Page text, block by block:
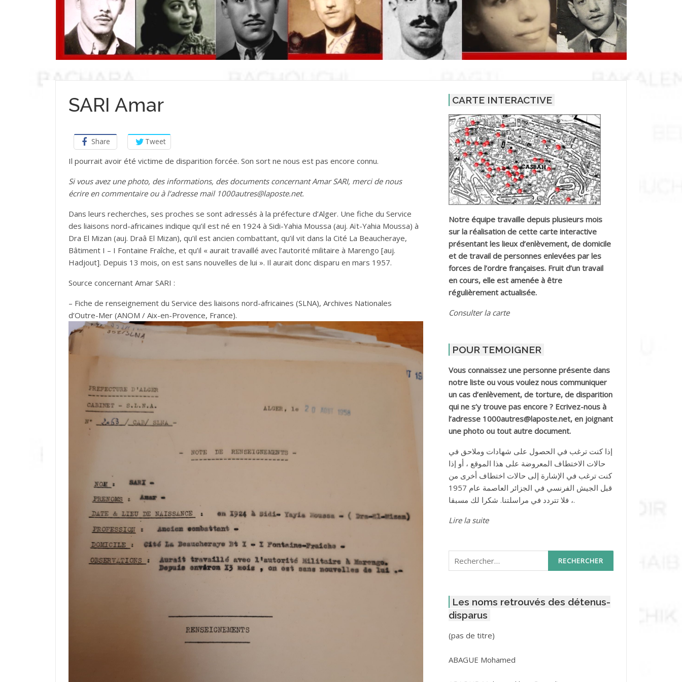
SARI Amar
Share Tweet
Il pourrait avoir été victime de disparition forcée. Son sort ne nous est pas encore connu.
Si vous avez une photo, des informations, des documents concernant Amar SARI, merci de nous
écrire en commentaire ou à l’adresse mail 1000autres@laposte.net.
Dans leurs recherches, ses proches se sont adressés à la préfecture d’Alger. Une fiche du Service
des liaisons nord-africaines indique qu’il est né en 1924 à Sidi-Yahia Moussa (auj. Aït-Yahia Moussa) à
Dra El Mizan (auj. Draâ El Mizan), qu’il est ancien combattant, qu’il vit dans la Cité La Beaucheraye,
Bâtiment I – I Fontaine Fraîche, et qu’il « aurait travaillé avec l’autorité militaire à Marengo [auj.
Hadjout]. Depuis 13 mois, on est sans nouvelles de lui ». Il aurait donc disparu en mars 1957.
Source concernant Amar SARI :
– Fiche de renseignement du Service des liaisons nord-africaines (SLNA), Archives Nationales
d’Outre-Mer (ANOM / Aix-en-Provence, France).
CARTE INTERACTIVE
Notre équipe travaille depuis plusieurs mois
sur la réalisation de cette carte interactive
présentant les lieux d’enlèvement, de domicile
et de travail de personnes enlevées par les
forces de l’ordre françaises. Fruit d’un travail
en cours, elle est amenée à être
régulièrement actualisée.
Consulter la carte
POUR TEMOIGNER
Vous connaissez une personne présente dans
notre liste ou vous voulez nous communiquer
un cas d’enlèvement, de torture, de disparition
qui ne s’y trouve pas encore ? Ecrivez-nous à
l’adresse 1000autres@laposte.net, en joignant
une photo ou tout autre document.
إذا كنت ترغب في الحصول على شهادات وملاحق في
حالات الاختطاف المعروضة على هذا الموقع ، أو إذا
كنت ترغب في الإشارة إلى حالات اختطاف أخرى من
قبل الجيش الفرنسي في الجزائر العاصمة عام 1957
، فلا تتردد في مراسلتنا. شكرا لك مسبقا.
Lire la suite
Rechercher :
Les noms retrouvés des détenus-
disparus
(pas de titre)Post
3416
ABAGUE Mohamed